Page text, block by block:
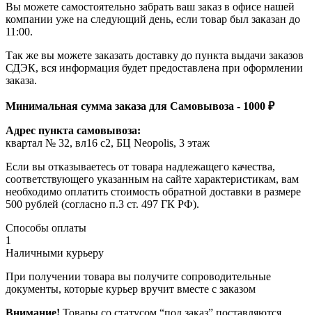
Вы можете самостоятельно забрать ваш заказ в офисе нашей
компании уже на следующий день, если товар был заказан до
11:00.
Так же вы можете заказать доставку до пункта выдачи заказов
СДЭК, вся информация будет предоставлена при оформлении
заказа.
Минимальная сумма заказа для Самовывоза - 1000 ₽
Адрес пункта самовывоза:
квартал № 32, вл16 с2, БЦ Neopolis, 3 этаж
Если вы отказываетесь от товара надлежащего качества,
соответствующего указанным на сайте характеристикам, вам
необходимо оплатить стоимость обратной доставки в размере
500 рублей (согласно п.3 ст. 497 ГК РФ).
Способы оплаты
1
Наличными курьеру
При получении товара вы получите сопроводительные
документы, которые курьер вручит вместе с заказом